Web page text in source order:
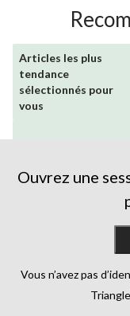
Articles les plus
tendance
sélectionnés pour
vous
Ouvrez une
Vous n’avez pas
Triangle